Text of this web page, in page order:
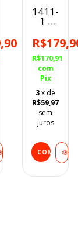
1411-
1 -
1 -
Calça
Tassa
Slim
v1
R$170,91
com
Pix
3x de
R$59,97
sem
juros
COMPRAR